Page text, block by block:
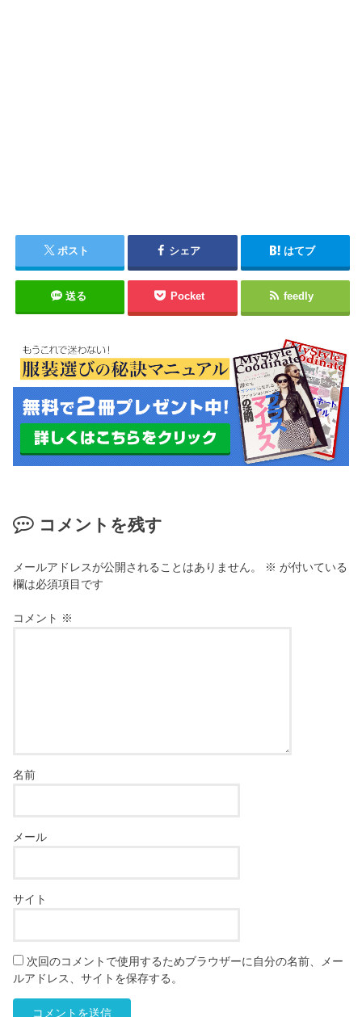
ポスト シェア はてブ
送る Pocket feedly
コメントを残す
メールアドレスが公開されることはありません。 ※ が付いている
欄は必須項目です
コメント ※
名前
メール
サイト
次回のコメントで使用するためブラウザーに自分の名前、メー
ルアドレス、サイトを保存する。